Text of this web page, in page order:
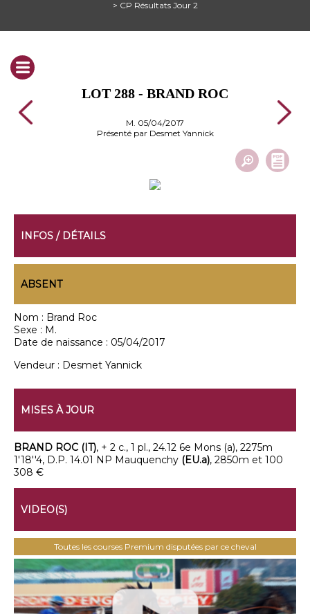
> CP Résultats Jour 2
LOT 288 - BRAND ROC
M. 05/04/2017
Présenté par Desmet Yannick
INFOS / DÉTAILS
ABSENT
Nom : Brand Roc
Sexe : M.
Date de naissance : 05/04/2017
Vendeur : Desmet Yannick
MISES À JOUR
BRAND ROC (IT), + 2 c., 1 pl., 24.12 6e Mons (a), 2275m
1'18''4, D.P. 14.01 NP Mauquenchy (EU.a), 2850m et 100
308 €
VIDEO(S)
Toutes les courses Premium disputées par ce cheval